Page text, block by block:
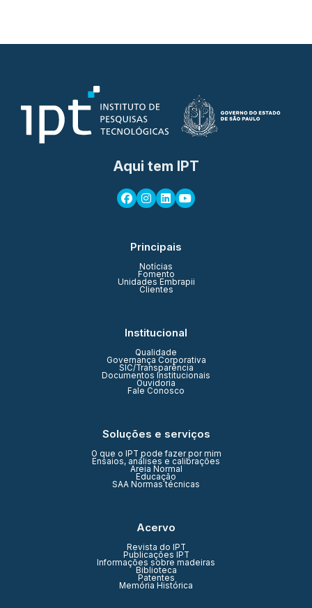
Aqui tem IPT
Principais
Notícias
Fomento
Unidades Embrapii
Clientes
Institucional
Qualidade
Governança Corporativa
SIC/Transparência
Documentos Institucionais
Ouvidoria
Fale Conosco
Soluções e serviços
O que o IPT pode fazer por mim
Ensaios, análises e calibrações
Areia Normal
Educação
SAA Normas técnicas
Acervo
Revista do IPT
Publicações IPT
Informações sobre madeiras
Biblioteca
Patentes
Memória Histórica